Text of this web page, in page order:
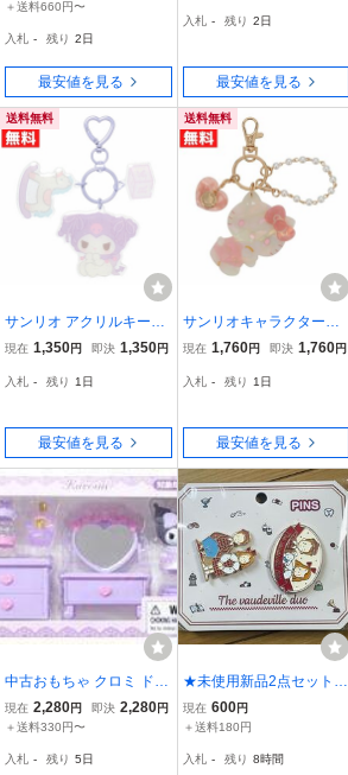
ホルダー ピンク おしゃれ
キャラクター
＋送料660円〜
入札 - 残り 2日
最安値を見る
ステルカラー ガーリー リ
入札 - 残り 2日
最安値を見る
送料無料
サンリオ アクリルキーホ
ルダー クロミ キーホルダ
ーリー リボン
現在 1,350円 即決 1,350円
入札 - 残り 1日
最安値を見る
送料無料
サンリオキャラクターズ
Baby Pinkシリーズ チャ
ちゃん アクセサリー ピン
い
現在 1,760円 即決 1,760円
入札 - 残り 1日
最安値を見る
中古おもちゃ クロミ ドー
ル＆ドレッサー 「サンリ
オキャラクターズ」 サン
現在 2,280円 即決 2,280円
＋送料330円〜
入札 - 残り 5日
★未使用新品2点セット！
ザ・ボードビルデュオ
ふたりのLOOKBOOK☆ピ
送料180円★
現在 600円
＋送料180円
入札 - 残り 8時間